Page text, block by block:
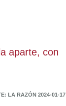
aparte, con
LA RAZÓN 2024-01-17